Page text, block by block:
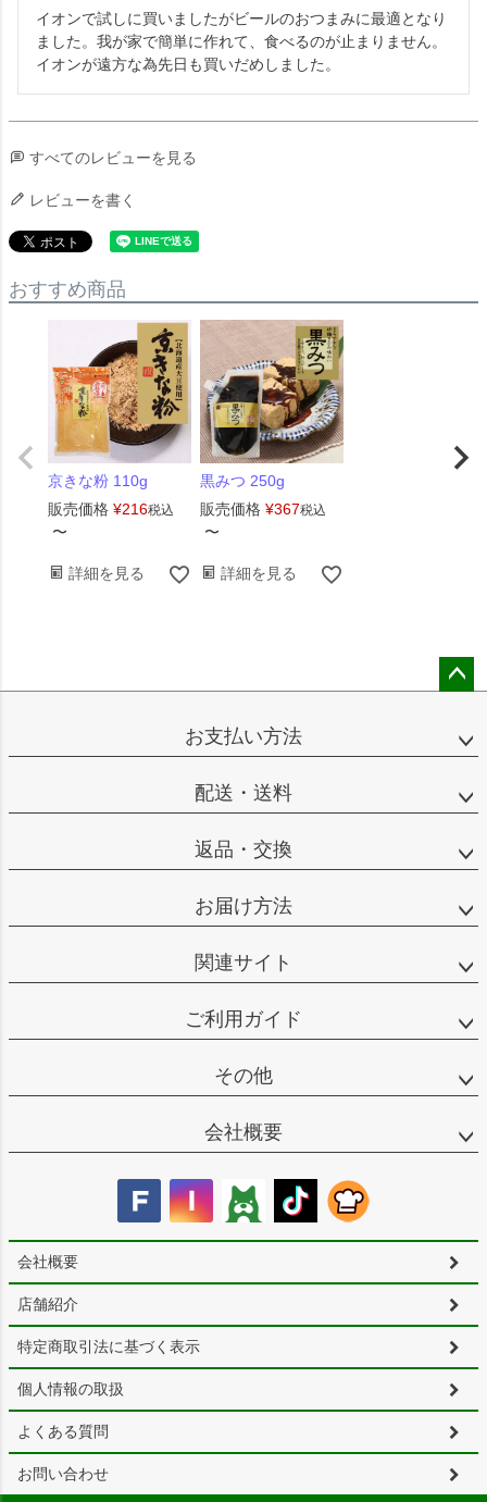
イオンで試しに買いましたがビールのおつまみに最適となり
ました。我が家で簡単に作れて、食べるのが止まりません。
すべてのレビューを見る
レビューを書く
おすすめ商品
京きな粉 110g
販売価格 ¥216税込
〜
詳細を見る
黒みつ 250g
販売価格 ¥367税込
〜
詳細を見る
ップ
お支払い方法
配送・送料
返品・交換
お届け方法
関連サイト
ご利用ガイド
その他
会社概要
会社概要
店舗紹介
特定商取引法に基づく表示
個人情報の取扱
よくある質問
お問い合わせ